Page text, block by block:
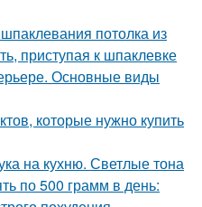
потолка из
приступая к шпаклевке
Основные виды
которые нужно купить
на кухню. Светлые тона
по 500 грамм в день: